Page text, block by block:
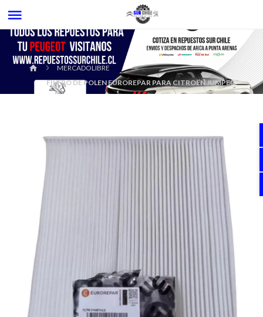
MERCADOLIBRE
FILTRO DE POLEN EUROREPAR PARA CITROËN JUMPER